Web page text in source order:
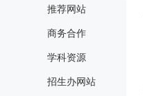
推荐网站
商务合作
学科资源
招生办网站